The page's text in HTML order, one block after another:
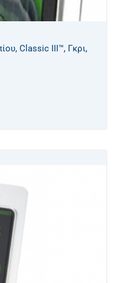
Classic III™, Γκρι,